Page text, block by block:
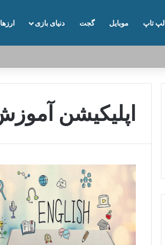
لپ تاپ موبایل گجت دنیای بازی
اپلیکیشن